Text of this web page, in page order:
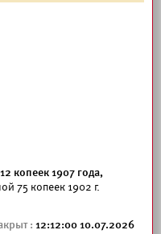
копеек 1907 года,
75 копеек 1902 г.
12:12:00 10.07.2026